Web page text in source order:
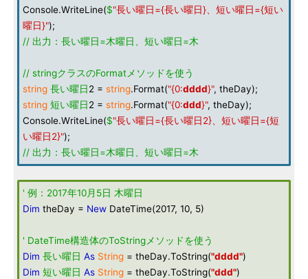
Console.WriteLine($"長い曜日={長い曜日}、短い曜日={短い
曜日}");
// 出力：長い曜日=木曜日、短い曜日=木
// stringクラスのFormatメソッドを使う
string 長い曜日2 = string.Format("{0:dddd}", theDay);
string 短い曜日2 = string.Format("{0:ddd}", theDay);
Console.WriteLine($"長い曜日={長い曜日2}、短い曜日={短
い曜日2}");
// 出力：長い曜日=木曜日、短い曜日=木
' 例：2017年10月5日 木曜日
Dim theDay = New DateTime(2017, 10, 5)
' DateTime構造体のToStringメソッドを使う
Dim 長い曜日 As String = theDay.ToString("dddd")
Dim 短い曜日 As String = theDay.ToString("ddd")